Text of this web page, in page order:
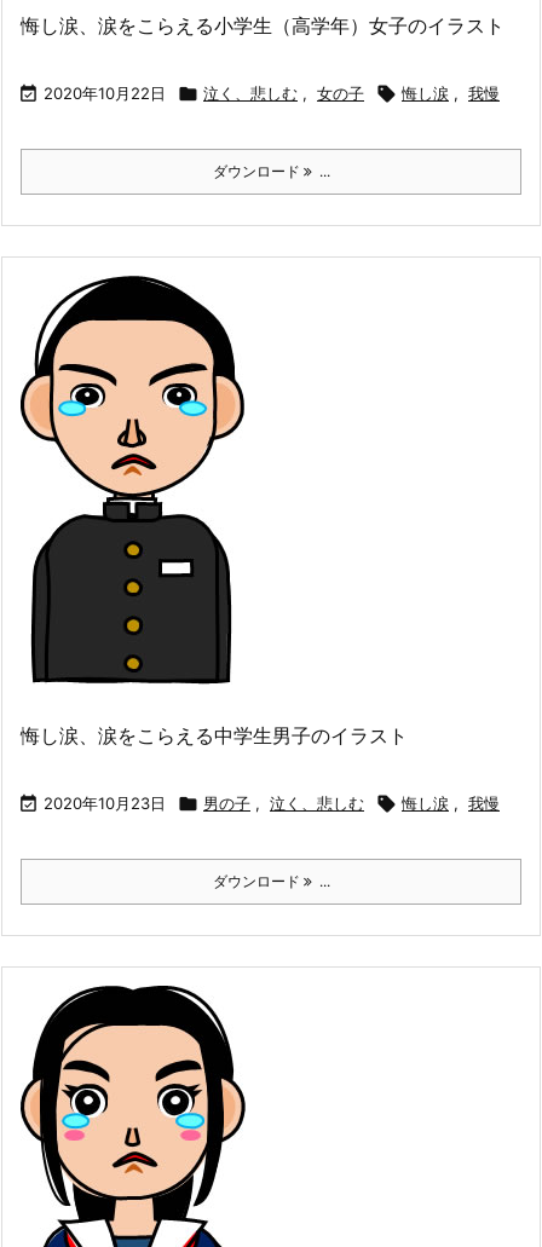
悔し涙、涙をこらえる小学生（高学年）女子のイラスト
 2020年10月22日  泣く、悲しむ , 女の子  悔し涙 , 我慢
ダウンロード ...
悔し涙、涙をこらえる中学生男子のイラスト
 2020年10月23日  男の子 , 泣く、悲しむ  悔し涙 , 我慢
ダウンロード ...